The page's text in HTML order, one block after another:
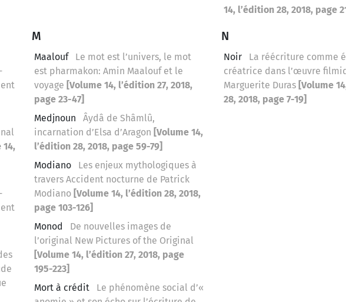
14, l’édition 28, 2018, page
14,
M
Maalouf
Le mot est l’univers, le mot
est pharmakon: Amin Maalouf et le
voyage [Volume 14, l’édition 27, 2018,
page 23-47]
Medjnoun
Âydâ de Shâmlû,
incarnation d’Elsa d’Aragon [Volume 14,
l’édition 28, 2018, page 59-79]
Modiano
Les enjeux mythologiques à
travers Accident nocturne de Patrick
Modiano [Volume 14, l’édition 28, 2018,
page 103-126]
Monod
De nouvelles images de
l’original New Pictures of the Original
[Volume 14, l’édition 27, 2018, page
195-223]
Mort à crédit
Le phénomène social d’«
N
Noir
La réécriture comme
créatrice dans l’œuvre
Marguerite Duras [Volume
28, 2018, page 7-19]